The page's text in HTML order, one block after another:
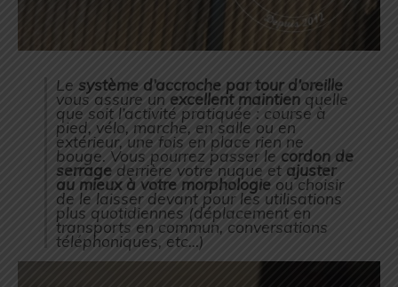
Le système d’accroche par tour d’oreille
vous assure un excellent maintien quelle
que soit l’activité pratiquée : course à
pied, vélo, marche, en salle ou en
extérieur, une fois en place rien ne
bouge. Vous pourrez passer le cordon de
serrage derrière votre nuque et ajuster
au mieux à votre morphologie ou choisir
de le laisser devant pour les utilisations
plus quotidiennes (déplacement en
transports en commun, conversations
téléphoniques, etc…)